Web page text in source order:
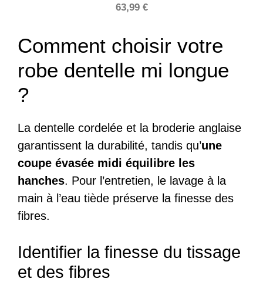
63,99 €
Comment choisir votre
robe dentelle mi longue
?
La dentelle cordelée et la broderie anglaise
garantissent la durabilité, tandis qu’une
coupe évasée midi équilibre les
hanches. Pour l’entretien, le lavage à la
main à l’eau tiède préserve la finesse des
fibres.
Identifier la finesse du tissage
et des fibres